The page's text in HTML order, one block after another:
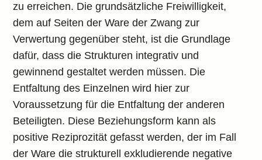
zu erreichen. Die grundsätzliche Freiwilligkeit,
dem auf Seiten der Ware der Zwang zur
Verwertung gegenüber steht, ist die Grundlage
dafür, dass die Strukturen integrativ und
gewinnend gestaltet werden müssen. Die
Entfaltung des Einzelnen wird hier zur
Voraussetzung für die Entfaltung der anderen
Beteiligten. Diese Beziehungsform kann als
positive Reziprozität gefasst werden, der im Fall
der Ware die strukturell exkludierende negative